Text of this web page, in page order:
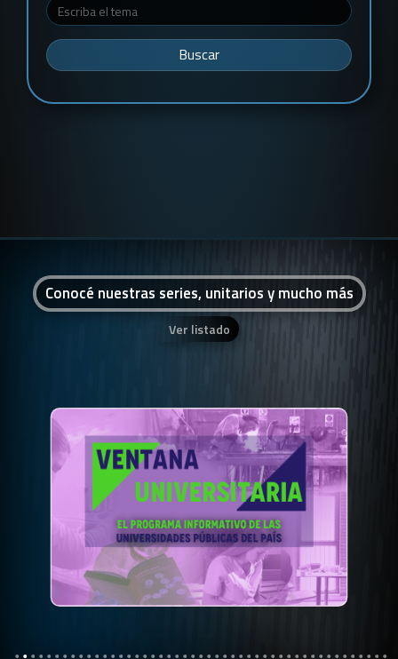
Buscar
Conocé nuestras series, unitarios y mucho más
Ver listado